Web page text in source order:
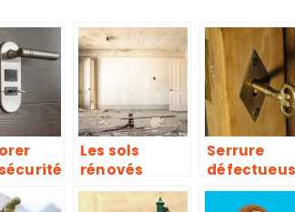
en
Les sols
rénovés
réhaussent la
beauté de
Serrure
les
adopter!